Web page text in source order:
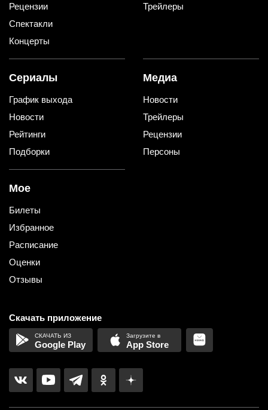
Рецензии
Спектакли
Концерты
Трейлеры
Сериалы
График выхода
Новости
Рейтинги
Подборки
Медиа
Новости
Трейлеры
Рецензии
Персоны
Мое
Билеты
Избранное
Расписание
Оценки
Отзывы
Скачать приложение
Google Play App Store